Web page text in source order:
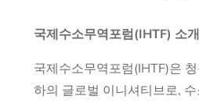
국제수소무역포럼(IHTF) 소개
국제수소무역포럼(IHTF)은
하의 글로벌 이니셔티브로,